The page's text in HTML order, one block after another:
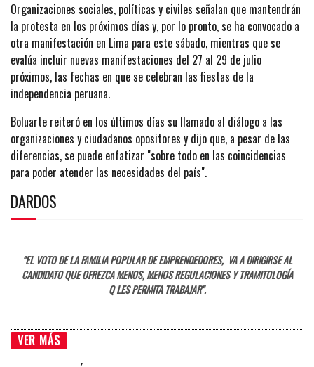
Organizaciones sociales, políticas y civiles señalan que mantendrán
la protesta en los próximos días y, por lo pronto, se ha convocado a
otra manifestación en Lima para este sábado, mientras que se
evalúa incluir nuevas manifestaciones del 27 al 29 de julio
próximos, las fechas en que se celebran las fiestas de la
independencia peruana.
Boluarte reiteró en los últimos días su llamado al diálogo a las
organizaciones y ciudadanos opositores y dijo que, a pesar de las
diferencias, se puede enfatizar "sobre todo en las coincidencias
para poder atender las necesidades del país".
DARDOS
"EL VOTO DE LA FAMILIA POPULAR DE EMPRENDEDORES, VA A DIRIGIRSE AL
CANDIDATO QUE OFREZCA MENOS, MENOS REGULACIONES Y TRAMITOLOGÍA
Q LES PERMITA TRABAJAR".
VER MÁS